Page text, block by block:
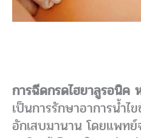
การฉีดกรดไฮยาลูรอนิค
เป็นการรักษาอาการน้ำไ
อักเสบมานาน โดยแพทย์